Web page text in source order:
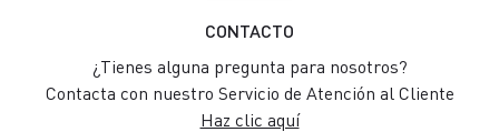
CONTACTO
¿Tienes alguna pregunta para nosotros?
Contacta con nuestro Servicio de Atención al Cliente
Haz clic aquí